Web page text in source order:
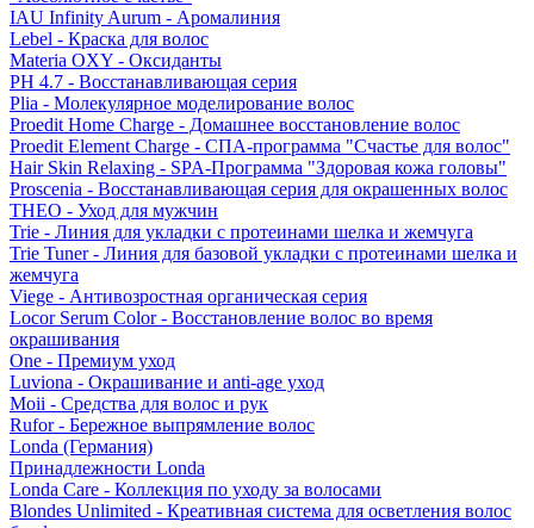
IAU Infinity Aurum - Аромалиния
Lebel - Краска для волос
Materia OXY - Оксиданты
PH 4.7 - Восстанавливающая серия
Plia - Молекулярное моделирование волос
Proedit Home Charge - Домашнее восстановление волос
Proedit Element Charge - СПА-программа "Счастье для волос"
Hair Skin Relaxing - SPA-Программа "Здоровая кожа головы"
Proscenia - Восстанавливающая серия для окрашенных волос
THEO - Уход для мужчин
Trie - Линия для укладки с протеинами шелка и жемчуга
Trie Tuner - Линия для базовой укладки с протеинами шелка и
жемчуга
Viege - Антивозростная органическая серия
Locor Serum Color - Восстановление волос во время
окрашивания
One - Премиум уход
Luviona - Окрашивание и anti-age уход
Moii - Средства для волос и рук
Rufor - Бережное выпрямление волос
Londa (Германия)
Принадлежности Londa
Londa Care - Коллекция по уходу за волосами
Blondes Unlimited - Креативная система для осветления волос